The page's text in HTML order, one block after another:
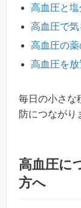
高血圧と
高血圧で
高血圧の
高血圧を
毎日の小さな
防につながり
高血圧に
方へ